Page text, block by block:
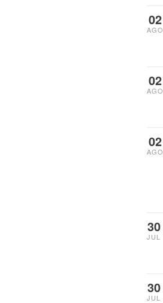
02
AGO
02
AGO
02
AGO
30
JUL
30
JUL